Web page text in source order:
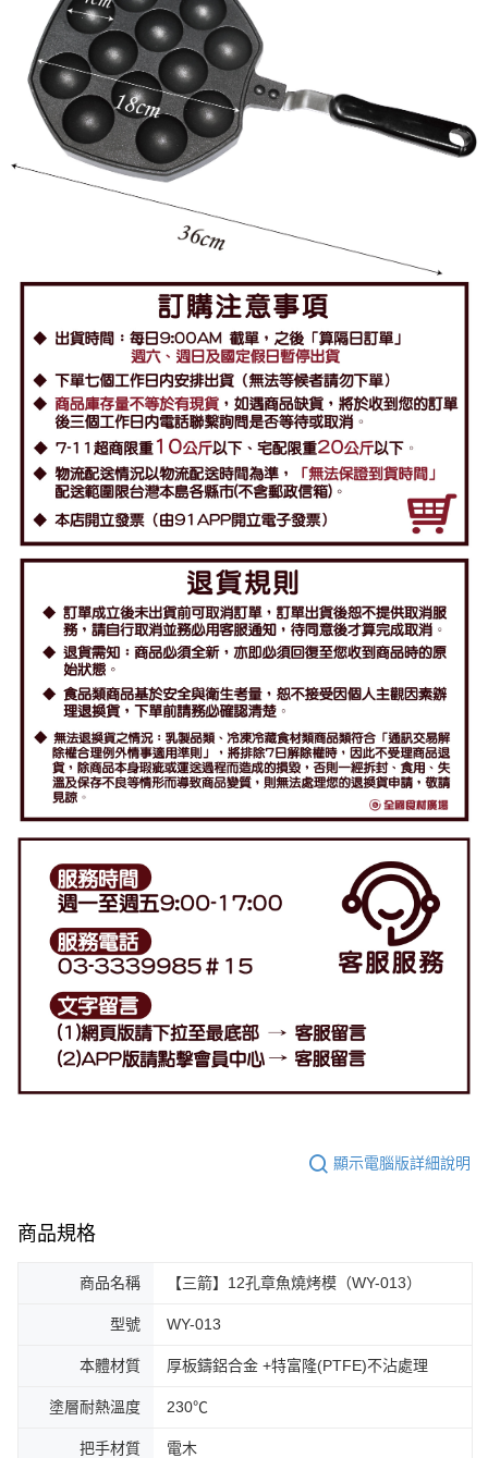
顯示電腦版詳細說明
商品規格
商品名稱 【三箭】12孔章魚燒烤模（WY-013）
型號 WY-013
本體材質 厚板鑄鋁合金 +特富隆(PTFE)不沾處理
塗層耐熱溫度 230℃
把手材質 電木